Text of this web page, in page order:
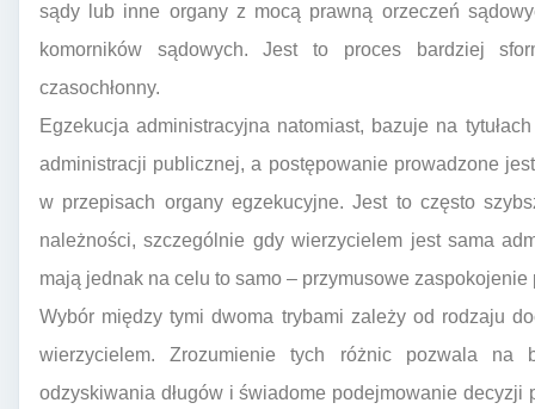
sądy lub inne organy z mocą prawną orzeczeń
komorników sądowych. Jest to proces bardziej
czasochłonny.
Egzekucja administracyjna natomiast, bazuje na
administracji publicznej, a postępowanie prowadzone
w przepisach organy egzekucyjne. Jest to często
należności, szczególnie gdy wierzycielem jest sama
mają jednak na celu to samo – przymusowe
Wybór między tymi dwoma trybami zależy od rodzaju
wierzycielem. Zrozumienie tych różnic pozwala na
odzyskiwania długów i świadome podejmowanie